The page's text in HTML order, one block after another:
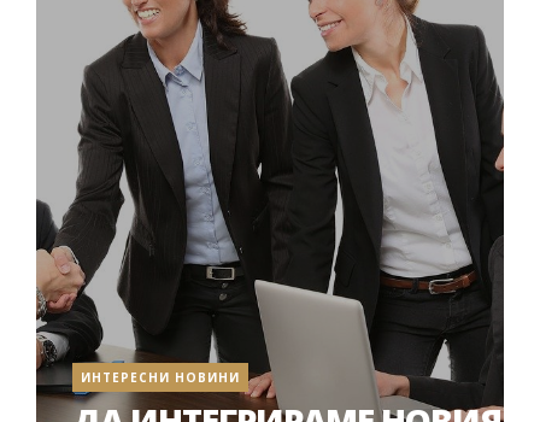
ИНТЕРЕСНИ НОВИНИ